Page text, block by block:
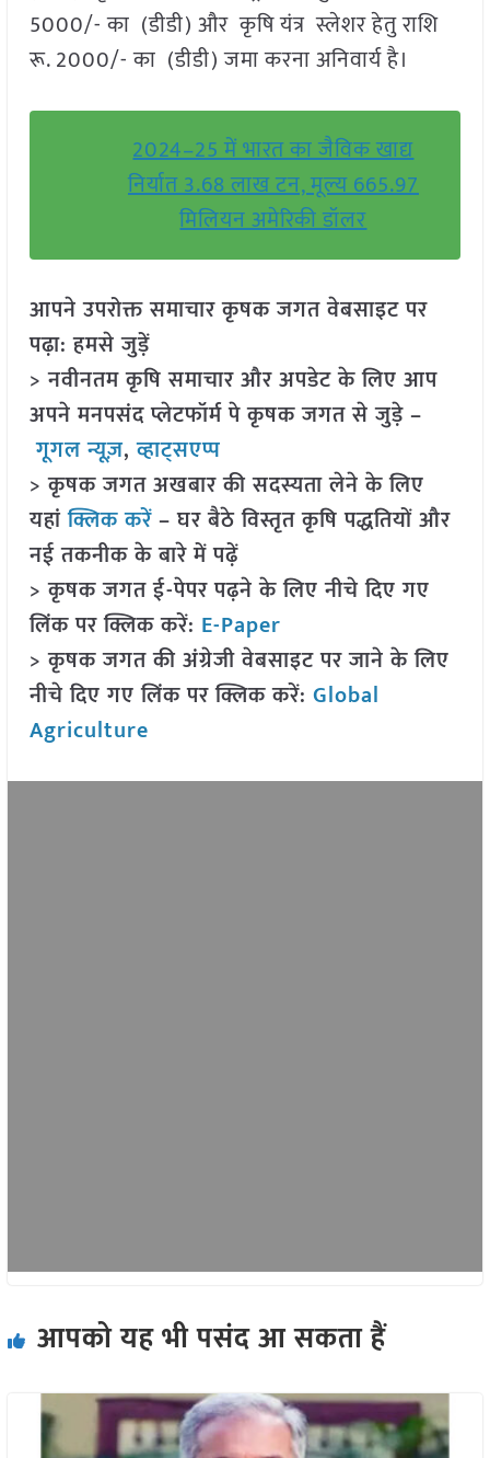
5000/- का (डीडी) और कृषि यंत्र स्लेशर हेतु राशि
रू. 2000/- का (डीडी) जमा करना अनिवार्य है।
2024–25 में भारत का जैविक खाद्य
निर्यात 3.68 लाख टन, मूल्य 665.97
मिलियन अमेरिकी डॉलर
आपने उपरोक्त समाचार कृषक जगत वेबसाइट पर
पढ़ा: हमसे जुड़ें
> नवीनतम कृषि समाचार और अपडेट के लिए आप
अपने मनपसंद प्लेटफॉर्म पे कृषक जगत से जुड़े –
गूगल न्यूज़,व्हाट्सएप्प
> कृषक जगत अखबार की सदस्यता लेने के लिए
यहांक्लिक करें– घर बैठे विस्तृत कृषि पद्धतियों और
नई तकनीक के बारे में पढ़ें
> कृषक जगत ई-पेपर पढ़ने के लिए नीचे दिए गए
लिंक पर क्लिक करें: E-Paper
> कृषक जगत की अंग्रेजी वेबसाइट पर जाने के लिए
नीचे दिए गए लिंक पर क्लिक करें: Global
Agriculture
आपको यह भी पसंद आ सकता हैं